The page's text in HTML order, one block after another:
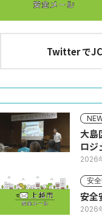
Twitter で
大島
ロジ
2026
安
安全
2026